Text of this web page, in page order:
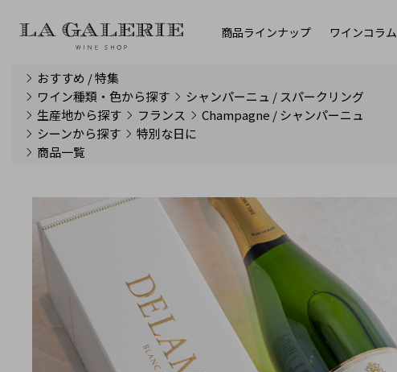
商品ラインナップ ワインコラム
おすすめ / 特集
ワイン種類・色から探す
シャンパーニュ / スパークリング
生産地から探す
フランス
Champagne / シャンパーニュ
シーンから探す
特別な日に
商品一覧